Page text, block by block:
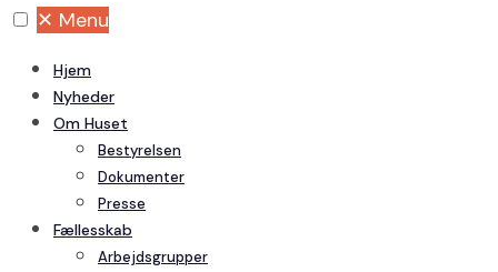
✕ Menu
Hjem
Nyheder
Om Huset
Bestyrelsen
Dokumenter
Presse
Fællesskab
Arbejdsgrupper